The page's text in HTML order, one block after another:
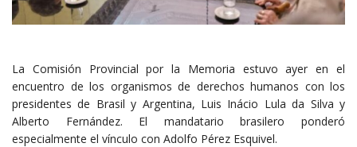
La Comisión Provincial por la Memoria estuvo ayer en el
encuentro de los organismos de derechos humanos con los
presidentes de Brasil y Argentina, Luis Inácio Lula da Silva y
Alberto Fernández. El mandatario brasilero ponderó
especialmente el vínculo con Adolfo Pérez Esquivel.